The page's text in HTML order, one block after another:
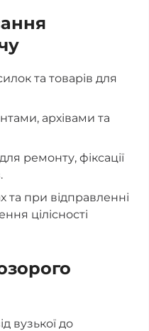
та товарів для
архівами та
ремонту, фіксації
та при відправленні
цілісності
вузької до